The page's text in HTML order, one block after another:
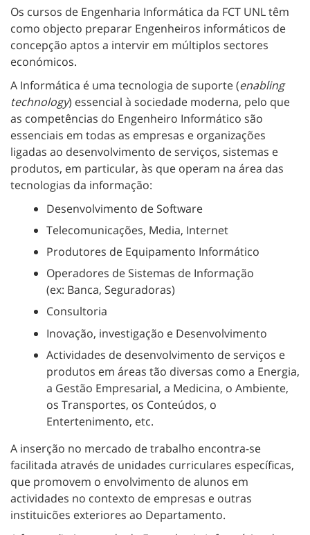
Os cursos de Engenharia Informática da FCT UNL têm
como objecto preparar Engenheiros informáticos de
concepção aptos a intervir em múltiplos sectores
económicos.
A Informática é uma tecnologia de suporte (enabling
technology) essencial à sociedade moderna, pelo que
as competências do Engenheiro Informático são
essenciais em todas as empresas e organizações
ligadas ao desenvolvimento de serviços, sistemas e
produtos, em particular, às que operam na área das
tecnologias da informação:
Desenvolvimento de Software
Telecomunicações, Media, Internet
Produtores de Equipamento Informático
Operadores de Sistemas de Informação
(ex: Banca, Seguradoras)
Consultoria
Inovação, investigação e Desenvolvimento
Actividades de desenvolvimento de serviços e
produtos em áreas tão diversas como a Energia,
a Gestão Empresarial, a Medicina, o Ambiente,
os Transportes, os Conteúdos, o
Entertenimento, etc.
A inserção no mercado de trabalho encontra-se
facilitada através de unidades curriculares específicas,
que promovem o envolvimento de alunos em
actividades no contexto de empresas e outras
instituicões exteriores ao Departamento.